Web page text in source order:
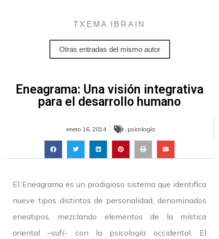
TXEMA IBRAIN
Otras entradas del mismo autor
Eneagrama: Una visión integrativa
para el desarrollo humano
enero 16, 2014 , psicología
El Eneagrama es un prodigioso sistema que identifica
nueve tipos distintos de personalidad, denominados
eneatipos, mezclando elementos de la mística
oriental –sufí- con la psicología occidental. El